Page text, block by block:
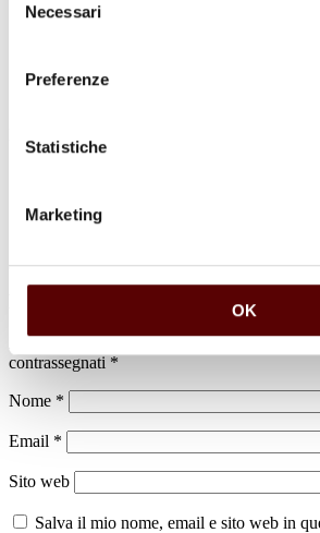
delNecessari
Preferenze
Statistiche
Marketing
OK
Cimitero di Argelato
Il tuo indirizzo email non sarà pubblicato. I
contrassegnati *
Nome *
Email *
Sito web
Salva il mio nome, email e sito web in